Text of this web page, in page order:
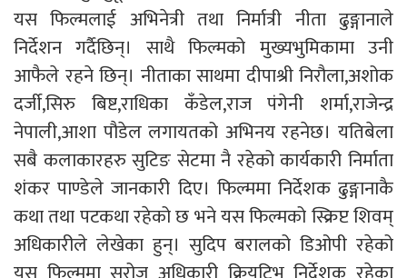
यस फिल्मलाई अभिनेत्री तथा निर्मात्री नीता ढुङ्गानाले
निर्देशन गर्दैछिन्। साथै फिल्मको मुख्यभुमिकामा उनी
आफैले रहने छिन्। नीताका साथमा दीपाश्री निरौला,अशोक
दर्जी,सिरु बिष्ट,राधिका कँडेल,राज पंगेनी शर्मा,राजेन्द्र
नेपाली,आशा पौडेल लगायतको अभिनय रहनेछ। यतिबेला
सबै कलाकारहरु सुटिङ सेटमा नै रहेको कार्यकारी निर्माता
शंकर पाण्डेले जानकारी दिए। फिल्ममा निर्देशक ढुङ्गानाकै
कथा तथा पटकथा रहेको छ भने यस फिल्मको स्क्रिप्ट शिवम्
अधिकारीले लेखेका हुन्। सुदिप बरालको डिओपी रहेको